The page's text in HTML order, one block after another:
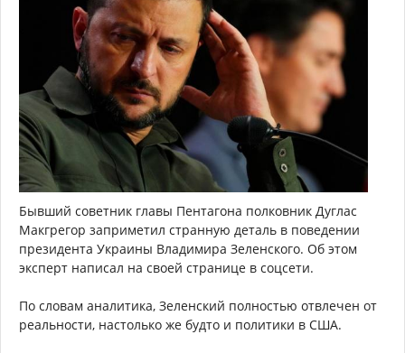
Бывший советник главы Пентагона полковник Дуглас
Макгрегор заприметил странную деталь в поведении
президента Украины Владимира Зеленского. Об этом
эксперт написал на своей странице в соцсети.
По словам аналитика, Зеленский полностью отвлечен от
реальности, настолько же будто и политики в США.